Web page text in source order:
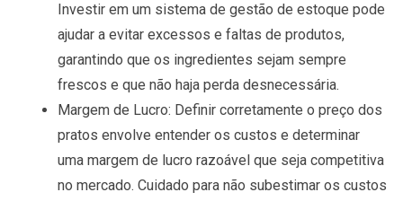
Investir em um sistema de gestão de estoque pode
ajudar a evitar excessos e faltas de produtos,
garantindo que os ingredientes sejam sempre
frescos e que não haja perda desnecessária.
Margem de Lucro: Definir corretamente o preço dos
pratos envolve entender os custos e determinar
uma margem de lucro razoável que seja competitiva
no mercado. Cuidado para não subestimar os custos